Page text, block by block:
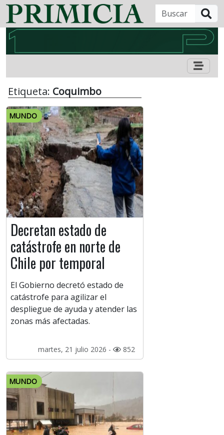
Etiqueta: Coquimbo
MUNDO
Decretan estado de
catástrofe en norte de
Chile por temporal
El Gobierno decretó estado de
catástrofe para agilizar el
despliegue de ayuda y atender las
zonas más afectadas.
martes, 21 julio 2026 - 852
MUNDO